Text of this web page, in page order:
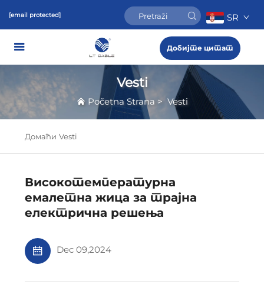
[email protected] SR
Добијте цитат
Vesti
Početna Strana > Vesti
Домаћи Vesti
Високотемпературна
емалетна жица за трајна
електрична решења
Dec 09,2024